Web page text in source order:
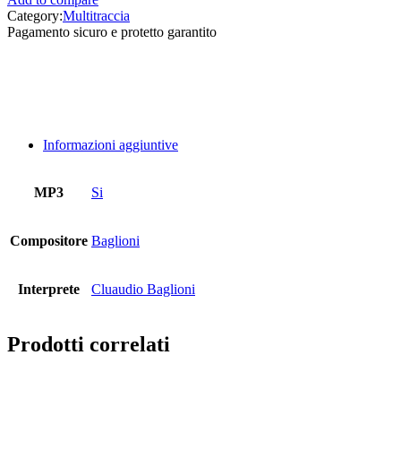
separate
quantità
Category:Multitraccia
Pagamento sicuro e protetto garantito
Informazioni aggiuntive
MP3 Si
Compositore Baglioni
Interprete Cluaudio Baglioni
Prodotti correlati